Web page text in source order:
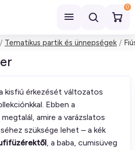
0
Tematikus partik és ünnepségek
kisfiú érkezését változatos
Ebben a
amire a varázslatos
szüksége lehet – a kék
, a baba, cumisüveg